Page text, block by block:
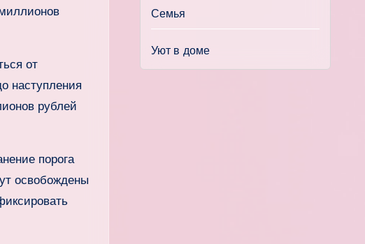
от
наступления
рублей
порога
освобождены
Семья
Уют в доме